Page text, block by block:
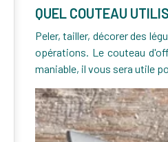
POURQUOI CUISINER DANS DES
CASSEROLES EN CUIVRE ?
79219vues
13commentaires 12
QUEL COUTEAU
Peler, tailler, décorer des
opérations. Le couteau
maniable, il vous sera utile